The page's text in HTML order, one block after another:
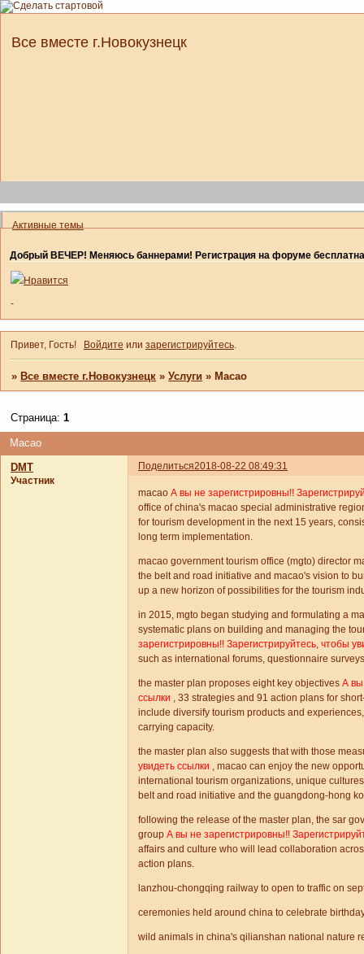
Все вместе г.Новокузнецк
Активные темы
Добрый ВЕЧЕР! Меняюсь баннерами! Регистрация на форуме бесплатна
Нравится
-
Привет, Гость! Войдите или зарегистрируйтесь.
»Все вместе г.Новокузнецк »Услуги »Macao
Macao
Страница:1
Поделиться2018-08-22 08:49:31
DMT
Участник
macao А вы не зарегистрировны!!
office of china's macao special administrative
for tourism development in the next 15 years,
long term implementation.
macao government tourism office (mgto) director
the belt and road initiative and macao's vision to
up a new horizon of possibilities for the tourism
in 2015, mgto began studying and formulating a
systematic plans on building and managing the
зарегистрировны!! Зарегистрируйтесь, чтобы
such as international forums, questionnaire
the master plan proposes eight key objectives А вы
ссылки , 33 strategies and 91 action plans for
include diversify tourism products and
carrying capacity.
the master plan also suggests that with those
увидеть ссылки , macao can enjoy the new
international tourism organizations, unique
belt and road initiative and the guangdong-hong
following the release of the master plan, the sar
group А вы не зарегистрировны!!
affairs and culture who will lead collaboration
action plans.
lanzhou-chongqing railway to open to traffic on
ceremonies held around china to celebrate
wild animals in china's qilianshan national nature